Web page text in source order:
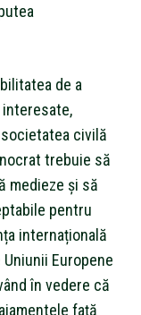
de a
civilă
trebuie să
medieze și să
pentru
internațională
Europene
în vedere că
față